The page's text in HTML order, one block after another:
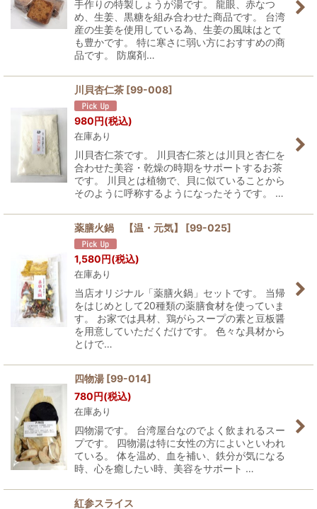
手作りの特製しょうが湯です。 龍眼、赤なつ
め、生姜、黒糖を組み合わせた商品です。 台湾
産の生姜を使用している為、生姜の風味はとて
も豊かです。 特に寒さに弱い方におすすめの商
品です。 防腐剤…
川貝杏仁茶 [99-008]
980円(税込)
在庫あり
川貝杏仁茶です。 川貝杏仁茶とは川貝と杏仁を
合わせた美容・乾燥の時期をサポートするお茶
です。 川貝とは植物で、貝に似ていることから
そのように呼称するようになったそうです。 …
薬膳火鍋 【温・元気】 [99-025]
1,580円(税込)
在庫あり
当店オリジナル「薬膳火鍋」セットです。 当帰
をはじめとして20種類の薬膳食材を使っていま
す。 お家では具材、鶏がらスープの素と豆板醤
を用意していただくだけです。 色々な具材から
とけで…
四物湯 [99-014]
780円(税込)
在庫あり
四物湯です。 台湾屋台なのでよく飲まれるスー
プです。 四物湯は特に女性の方によいといわれ
ている。 体を温め、血を補い、鉄分が気になる
時、心を癒したい時、美容をサポート …
紅参スライス